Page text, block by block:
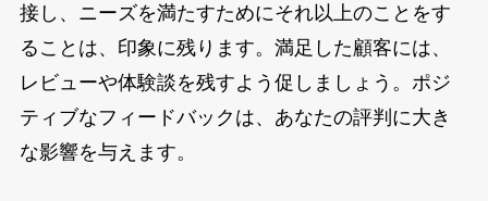
接し、ニーズを満たすためにそれ以上のことをす
ることは、印象に残ります。満足した顧客には、
レビューや体験談を残すよう促しましょう。ポジ
ティブなフィードバックは、あなたの評判に大き
な影響を与えます。